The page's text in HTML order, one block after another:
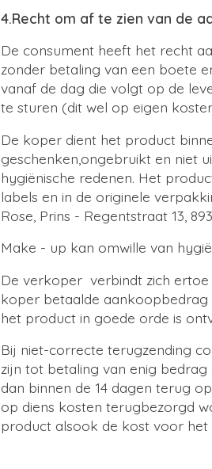
4.Recht om af te zien van de
De consument heeft het recht
zonder betaling van een boete
vanaf de dag die volgt op de
te sturen (dit wel op eigen
De koper dient het product
geschenken,ongebruikt en niet
hygiënische redenen. Het
labels en in de originele
Rose, Prins - Regentstraat 13,
Make - up kan omwille van
De verkoper verbindt zich
koper betaalde
het product in goede orde is
Bij niet-correcte terugzending
zijn tot betaling van enig
dan binnen de 14 dagen terug
op diens kosten terugbezorgd
product alsook de kost voor